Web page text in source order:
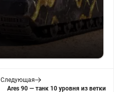
Следующая
Ares 90 — танк 10 уровня из ветки